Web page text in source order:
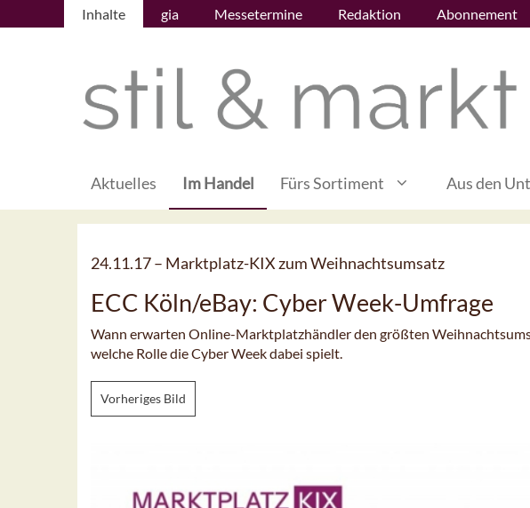
Inhalte gia Messetermine Redaktion Abonnement
Aktuelles Im Handel Fürs Sortiment Aus den
24.11.17 – Marktplatz-KIX zum Weihnachtsumsatz
ECC Köln/eBay: Cyber Week-Umfrage
Wann erwarten Online-Marktplatzhändler den größten
welche Rolle die Cyber Week dabei spielt.
Vorheriges Bild